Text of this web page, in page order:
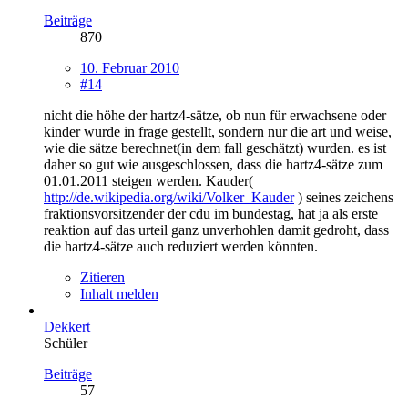
Beiträge
870
10. Februar 2010
#14
nicht die höhe der hartz4-sätze, ob nun für erwachsene oder
kinder wurde in frage gestellt, sondern nur die art und weise,
wie die sätze berechnet(in dem fall geschätzt) wurden. es ist
daher so gut wie ausgeschlossen, dass die hartz4-sätze zum
01.01.2011 steigen werden. Kauder(
http://de.wikipedia.org/wiki/Volker_Kauder) seines zeichens
fraktionsvorsitzender der cdu im bundestag, hat ja als erste
reaktion auf das urteil ganz unverhohlen damit gedroht, dass
die hartz4-sätze auch reduziert werden könnten.
Zitieren
Inhalt melden
Dekkert
Schüler
Beiträge
57